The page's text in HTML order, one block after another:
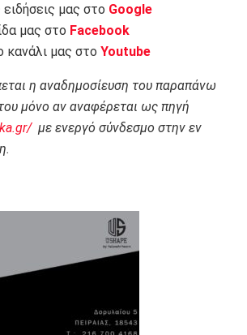
μας στο Google
μας στο Facebook
κανάλι μας στο Youtube
η αναδημοσίευση του παραπάνω
μόνο αν αναφέρεται ως πηγή
με ενεργό σύνδεσμο στην εν